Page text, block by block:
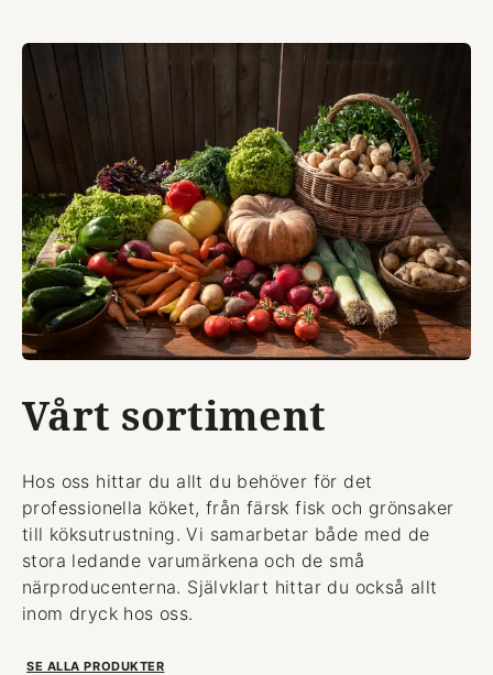
Vårt sortiment
Hos oss hittar du allt du behöver för det
professionella köket, från färsk fisk och grönsaker
till köksutrustning. Vi samarbetar både med de
stora ledande varumärkena och de små
närproducenterna. Självklart hittar du också allt
inom dryck hos oss.
SE ALLA PRODUKTER